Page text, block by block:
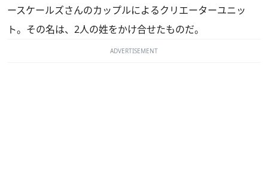
ースケールズさんのカップルによるクリエーターユニッ
ト。その名は、2人の姓をかけ合せたものだ。
ADVERTISEMENT